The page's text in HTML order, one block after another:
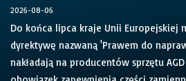
2026-08-06
Do końca lipca kraje Unii Europejskiej
dyrektywę nazwaną 'Prawem do
nakładają na producentów sprzętu